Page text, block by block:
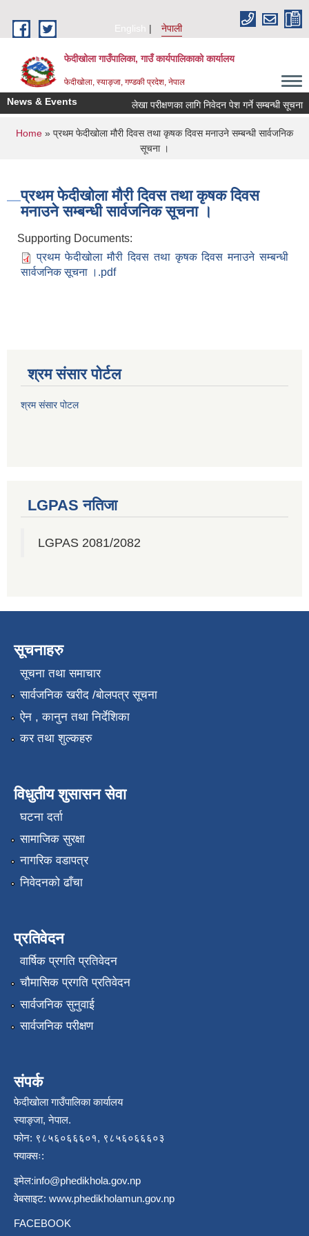
English
नेपाली
फेदीखोला गाउँपालिका, गाउँ कार्यपालिकाको कार्यालय
फेदीखोला, स्याङ्जा, गण्डकी प्रदेश, नेपाल
News & Events लेखा परीक्षणका लागि निवेदन पेश गर्ने सम्बन्धी सूचना
You are here
Home » प्रथम फेदीखोला मौरी दिवस तथा कृषक दिवस मनाउने सम्बन्धी सार्वजनिक
सूचना ।
प्रथम फेदीखोला मौरी दिवस तथा कृषक दिवस
मनाउने सम्बन्धी सार्वजनिक सूचना ।
Supporting Documents:
प्रथम फेदीखोला मौरी दिवस तथा कृषक दिवस मनाउने सम्बन्धी
सार्वजनिक सूचना ।.pdf
श्रम संसार पोर्टल
श्रम संसार पोटल
LGPAS नतिजा
LGPAS 2081/2082
सूचनाहरु
सूचना तथा समाचार
सार्वजनिक खरीद /बोलपत्र सूचना
ऐन , कानुन तथा निर्देशिका
कर तथा शुल्कहरु
विधुतीय शुसासन सेवा
घटना दर्ता
सामाजिक सुरक्षा
नागरिक वडापत्र
निवेदनको ढाँचा
प्रतिवेदन
वार्षिक प्रगति प्रतिवेदन
चौमासिक प्रगति प्रतिवेदन
सार्वजनिक सुनुवाई
सार्वजनिक परीक्षण
संपर्क
फेदीखोला गाउँपालिका कार्यालय
स्याङ्जा, नेपाल.
फोन: ९८५६०६६६०१, ९८५६०६६६०३
फ्याक्सः:
इमेल:info@phedikhola.gov.np
वेबसाइट: www.phedikholamun.gov.np
FACEBOOK